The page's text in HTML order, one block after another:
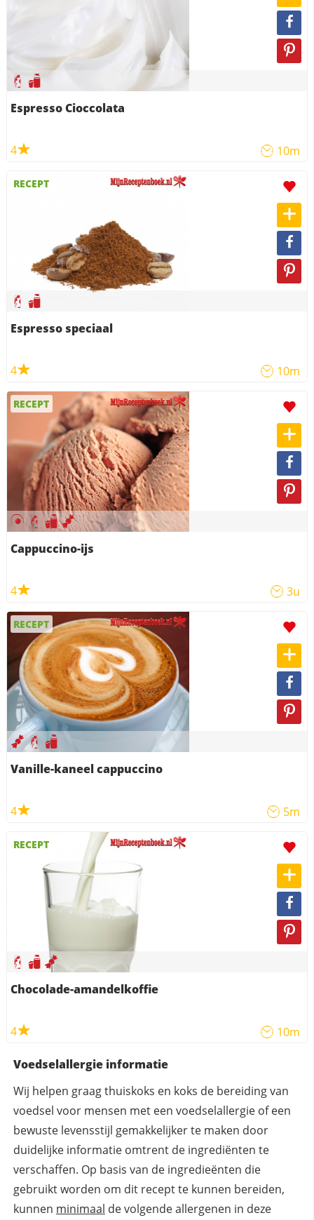
Espresso Cioccolata
4 10m
RECEPT
Espresso speciaal
4 10m
RECEPT
Cappuccino-ijs
4 3u
RECEPT
Vanille-kaneel cappuccino
4 5m
RECEPT
Chocolade-amandelkoffie
4 10m
Voedselallergie informatie
Wij helpen graag thuiskoks en koks de bereiding van
voedsel voor mensen met een voedselallergie of een
bewuste levensstijl gemakkelijker te maken door
duidelijke informatie omtrent de ingrediënten te
verschaffen. Op basis van de ingredieënten die
gebruikt worden om dit recept te kunnen bereiden,
kunnen minimaal de volgende allergenen in deze